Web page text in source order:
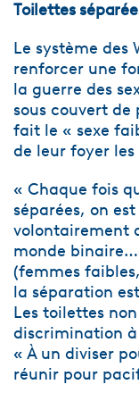
Toilettes
Le système des
renforcer une
la guerre des
sous couvert
fait le « sexe
de leur foyer
« Chaque fois
séparées, on
volontairement
monde
(femmes
la séparation
Les toilettes
discrimination à
« À un diviser
réunir pour